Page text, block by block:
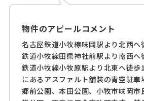
物件のアピールコメント
名古屋鉄道小牧線味岡駅より北西へ
鉄道小牧線田県神社前駅より南西へ
鉄道小牧線小牧原駅より北東へ徒歩
にあるアスファルト舗装の青空駐車
郷前公園、本田公園、小牧市味岡市